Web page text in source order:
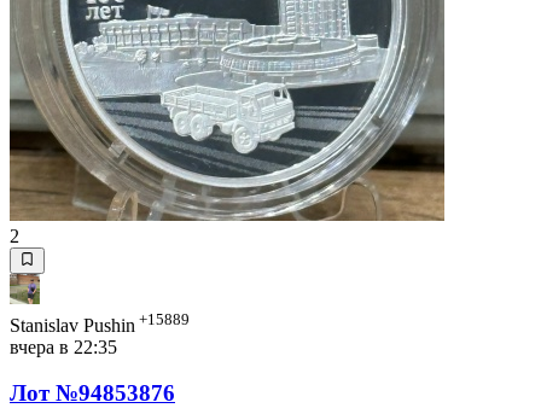
2
Stanislav Pushin +15889
вчера в 22:35
Лот №94853876